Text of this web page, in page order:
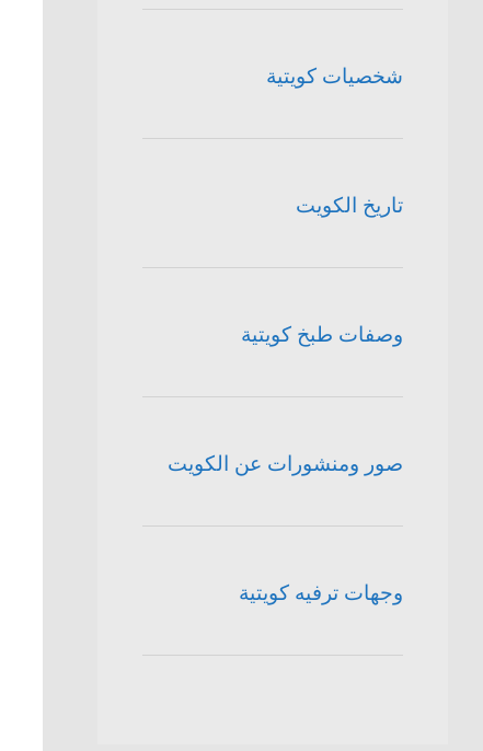
شخصيات كويتية
تاريخ الكويت
وصفات طبخ كويتية
صور ومنشورات عن الكويت
وجهات ترفيه كويتية